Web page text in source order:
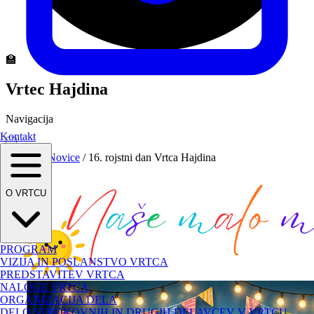
🏫
Vrtec Hajdina
Navigacija
Kontakt
O VRTCU
PROGRAM
VIZIJA IN POSLANSTVO VRTCA
PREDSTAVITEV VRTCA
NALOGE VRTCA
ORGANIZACIJA DELA
Domov/ Novice / 16. rojstni dan Vrtca Hajdina